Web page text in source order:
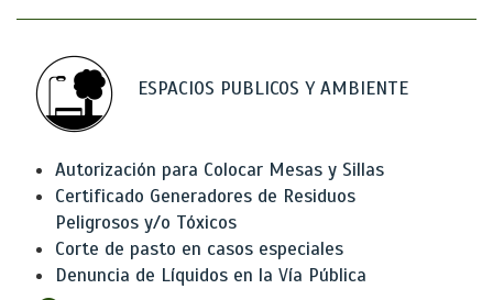
ESPACIOS PUBLICOS Y AMBIENTE
Autorización para Colocar Mesas y Sillas
Certificado Generadores de Residuos
Peligrosos y/o Tóxicos
Corte de pasto en casos especiales
Denuncia de Líquidos en la Vía Pública